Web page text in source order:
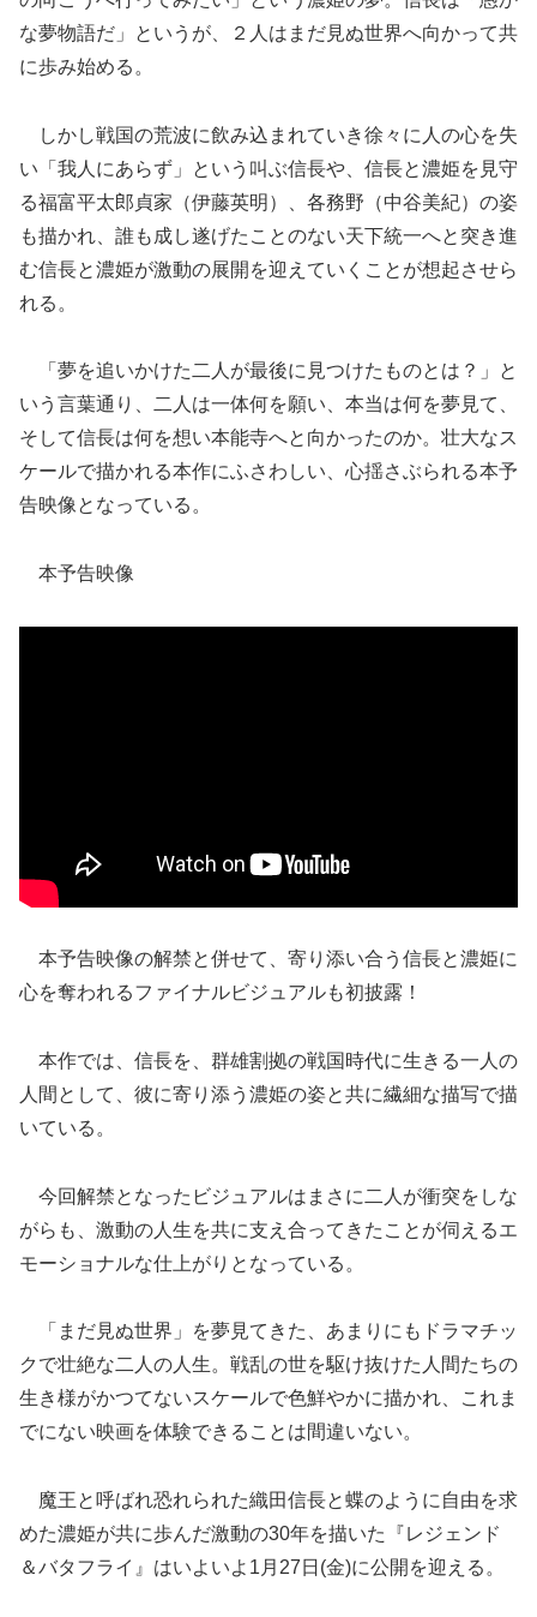
な夢物語だ」というが、２人はまだ見ぬ世界へ向かって共
に歩み始める。
しかし戦国の荒波に飲み込まれていき徐々に人の心を失
い「我人にあらず」という叫ぶ信長や、信長と濃姫を見守
る福富平太郎貞家（伊藤英明）、各務野（中谷美紀）の姿
も描かれ、誰も成し遂げたことのない天下統一へと突き進
む信長と濃姫が激動の展開を迎えていくことが想起させら
れる。
「夢を追いかけた二人が最後に見つけたものとは？」と
いう言葉通り、二人は一体何を願い、本当は何を夢見て、
そして信長は何を想い本能寺へと向かったのか。壮大なス
ケールで描かれる本作にふさわしい、心揺さぶられる本予
告映像となっている。
本予告映像
本予告映像の解禁と併せて、寄り添い合う信長と濃姫に
心を奪われるファイナルビジュアルも初披露！
本作では、信長を、群雄割拠の戦国時代に生きる一人の
人間として、彼に寄り添う濃姫の姿と共に繊細な描写で描
いている。
今回解禁となったビジュアルはまさに二人が衝突をしな
がらも、激動の人生を共に支え合ってきたことが伺えるエ
モーショナルな仕上がりとなっている。
「まだ見ぬ世界」を夢見てきた、あまりにもドラマチッ
クで壮絶な二人の人生。戦乱の世を駆け抜けた人間たちの
生き様がかつてないスケールで色鮮やかに描かれ、これま
でにない映画を体験できることは間違いない。
魔王と呼ばれ恐れられた織田信長と蝶のように自由を求
めた濃姫が共に歩んだ激動の30年を描いた『レジェンド
＆バタフライ』はいよいよ1月27日(金)に公開を迎える。